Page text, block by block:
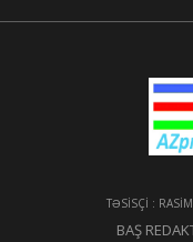
TƏSİSÇİ :
BAŞ